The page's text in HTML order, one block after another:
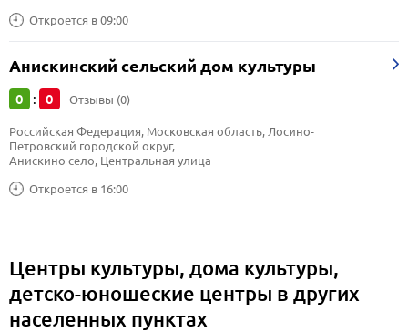
Откроется в 09:00
Анискинский cельский дом культуры
0 : 0 Отзывы (0)
Откроется в 16:00
Российская Федерация, Московская область, Лосино-
Петровский городской округ,
Анискино село, Центральная улица
Центры культуры, дома культуры,
детско-юношеские центры в других
населенных пунктах